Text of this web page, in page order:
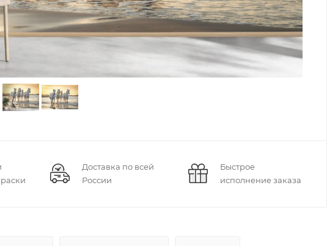
Доставка по всей
России
Быстрое
исполнение заказа